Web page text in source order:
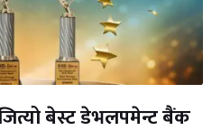
बेस्ट डेभलपमेन्ट बैंक